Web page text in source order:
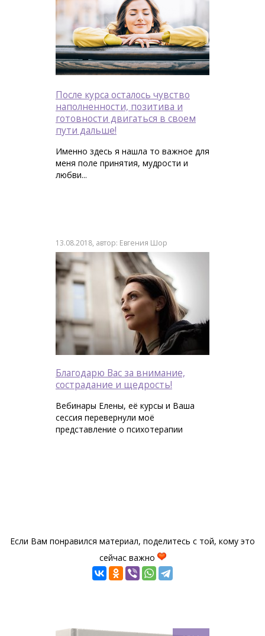
После курса осталось чувство
наполненности, позитива и
готовности двигаться в своем
пути дальше!
Именно здесь я нашла то важное для
меня поле принятия, мудрости и
любви...
13.08.2018, автор: Евгения Шор
Благодарю Вас за внимание,
сострадание и щедрость!
Вебинары Елены, её курсы и Ваша
сессия перевернули моё
представление о психотерапии
Если Вам понравился материал, поделитесь с той, кому это
сейчас важно